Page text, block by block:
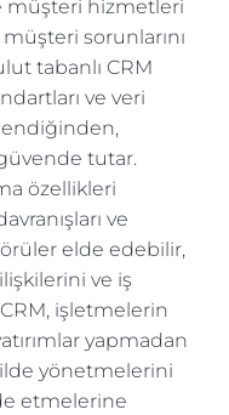
müşteri hizmetleri
sorunlarını
tabanlı CRM
ve veri
tutar.
özellikleri
ve
elde edebilir,
ve iş
işletmelerin
yapmadan
yönetmelerini
etmelerine